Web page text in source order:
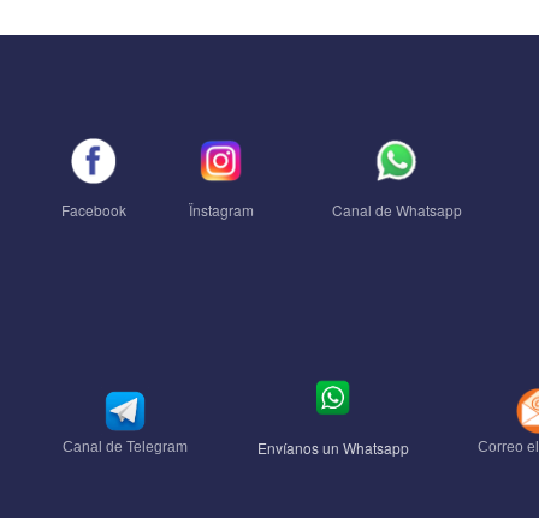
Facebook Ïnstagram Canal de Whatsapp
Canal de Telegram Envíanos un Whatsapp Correo